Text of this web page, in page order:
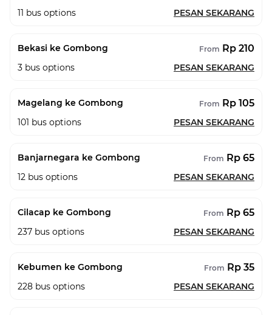
11 bus options PESAN SEKARANG
Bekasi ke Gombong From Rp 210
3 bus options PESAN SEKARANG
Magelang ke Gombong From Rp 105
101 bus options PESAN SEKARANG
Banjarnegara ke Gombong From Rp 65
12 bus options PESAN SEKARANG
Cilacap ke Gombong From Rp 65
237 bus options PESAN SEKARANG
Kebumen ke Gombong From Rp 35
228 bus options PESAN SEKARANG